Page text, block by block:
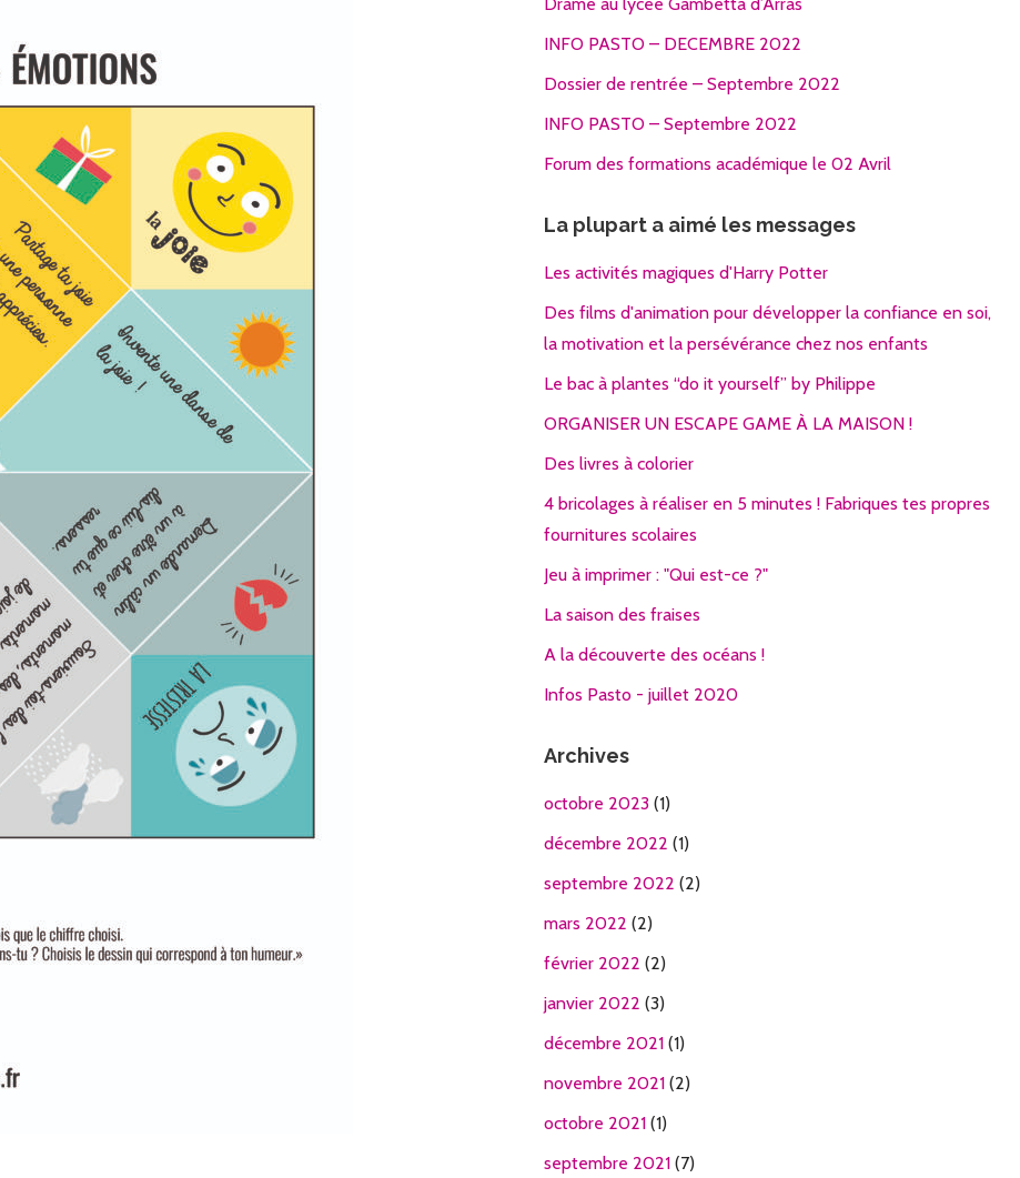
Drame au lycée Gambetta d’Arras
INFO PASTO – DECEMBRE 2022
Dossier de rentrée – Septembre 2022
INFO PASTO – Septembre 2022
Forum des formations académique le 02 Avril
La plupart a aimé les messages
Les activités magiques d'Harry Potter
Des films d'animation pour développer la confiance en soi,
la motivation et la persévérance chez nos enfants
Le bac à plantes “do it yourself” by Philippe
ORGANISER UN ESCAPE GAME À LA MAISON !
Des livres à colorier
4 bricolages à réaliser en 5 minutes ! Fabriques tes propres
fournitures scolaires
Jeu à imprimer : "Qui est-ce ?"
La saison des fraises
A la découverte des océans !
Infos Pasto - juillet 2020
Archives
octobre 2023(1)
décembre 2022 (1)
septembre 2022 (2)
mars 2022 (2)
février 2022 (2)
janvier 2022 (3)
décembre 2021(1)
novembre 2021(2)
octobre 2021(1)
septembre 2021(7)